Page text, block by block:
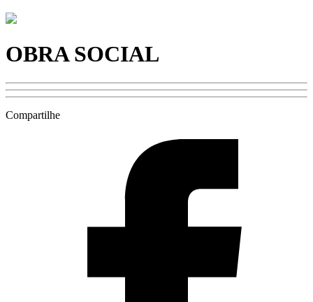
OBRA SOCIAL
Compartilhe